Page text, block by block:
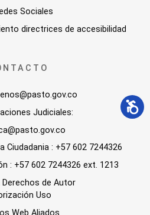
Sociales
directrices de accesibilidad
Judiciales:
Ciudadania : +57 602 7244326
: +57 602 7244326 ext. 1213
Derechos de Autor
Uso
Web Aliados